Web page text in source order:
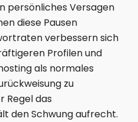
persönliches Versagen
diese Pausen
verbessern sich
Profilen und
als normales
zu
Regel das
den Schwung aufrecht.